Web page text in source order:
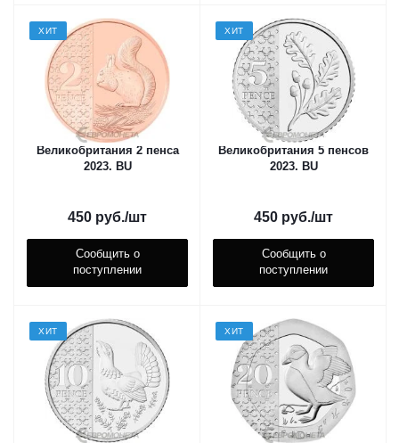
ХИТ
Великобритания 2 пенса
2023. ВU
450 руб./шт
Сообщить о
поступлении
ХИТ
Великобритания 5 пенсов
2023. ВU
450 руб./шт
Сообщить о
поступлении
ХИТ ХИТ